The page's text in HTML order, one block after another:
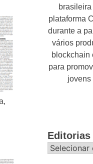
plataforma
durante a
vários
blockchain
para
jovens
Editorias
Editorias